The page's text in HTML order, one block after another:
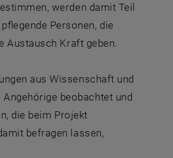
werden damit Teil
Personen, die
Austausch Kraft geben.
aus Wissenschaft und
beobachtet und
die beim Projekt
befragen lassen,